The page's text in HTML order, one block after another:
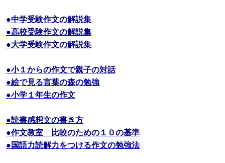
●中学受験作文の解説集
●高校受験作文の解説集
●大学受験作文の解説集
●小１からの作文で親子の対話
●絵で見る言葉の森の勉強
●小学１年生の作文
●読書感想文の書き方
●作文教室 比較のための１０の基準
●国語力読解力をつける作文の勉強法